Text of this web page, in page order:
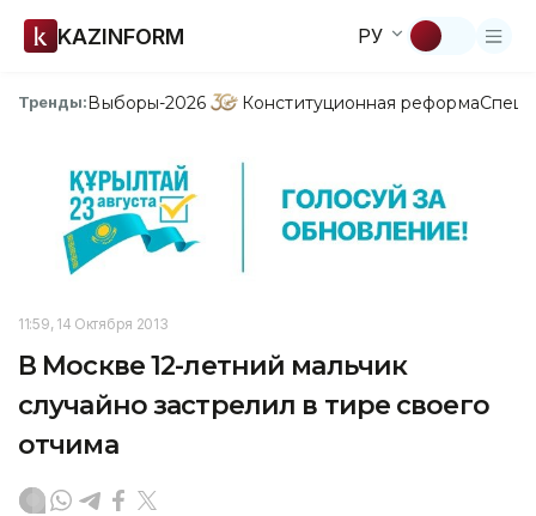
KAZINFORM РУ
Тренды:Выборы-2026 Конституционная реформа
11:59, 14 Октября 2013
В Москве 12-летний мальчик
случайно застрелил в тире своего
отчима